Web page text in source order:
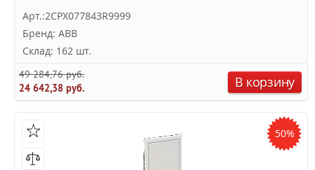
Арт.:2CPX077843R9999
Бренд: ABB
Склад: 162 шт.
49 284,76 руб.
24 642,38 руб.
В корзину
50%